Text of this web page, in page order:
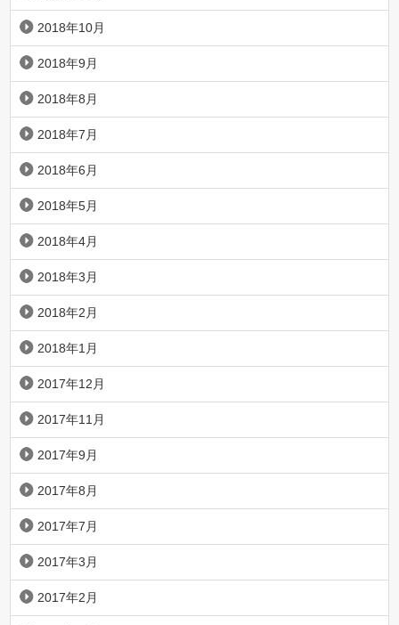
2018年10月
2018年9月
2018年8月
2018年7月
2018年6月
2018年5月
2018年4月
2018年3月
2018年2月
2018年1月
2017年12月
2017年11月
2017年9月
2017年8月
2017年7月
2017年3月
2017年2月